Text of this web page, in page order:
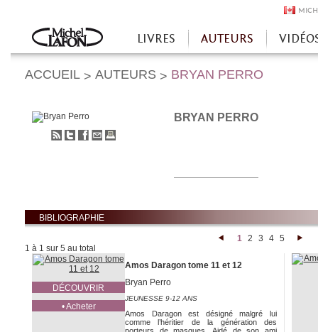
Accueil
LIVRES AUTEURS
ACCUEIL > AUTEURS > BRYAN PERRO
BRYAN PERRO
BIBLIOGRAPHIE
1 2 3 4 5
1 à 1 sur 5 au total
DÉCOUVRIR
• Acheter
Amos Daragon tome 11 et 12
Bryan Perro
JEUNESSE 9-12 ANS
Amos Daragon est désigné malgré lui
comme l’héritier de la génération des